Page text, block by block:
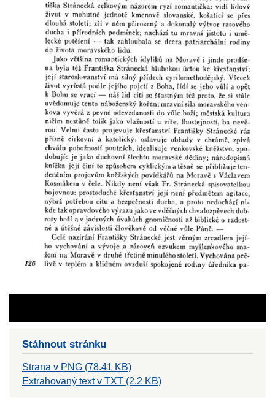
Stáhnout stránku
Strana v PNG (78.41 KB)
Extrahovaný text v TXT (2.2 KB)